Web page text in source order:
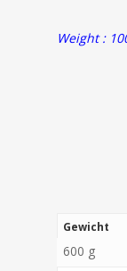
Weight :
Gewicht
600 g